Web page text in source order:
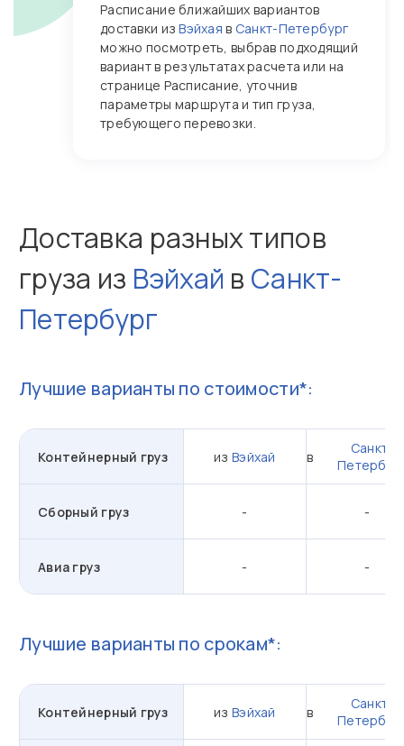
Расписание ближайших вариантов
доставки изВэйхая в Санкт-Петербург
можно посмотреть, выбрав подходящий
вариант в результатах расчета или на
странице Расписание, уточнив
параметры маршрута и тип груза,
требующего перевозки.
Доставка разных типов
груза из Вэйхай в Санкт-
Петербург
Лучшие варианты по стоимости*:
Контейнерный груз изВэйхай в
Санкт-
Сборный груз - -
Авиа груз - -
Лучшие варианты по срокам*:
Контейнерный груз изВэйхай в
Санкт-